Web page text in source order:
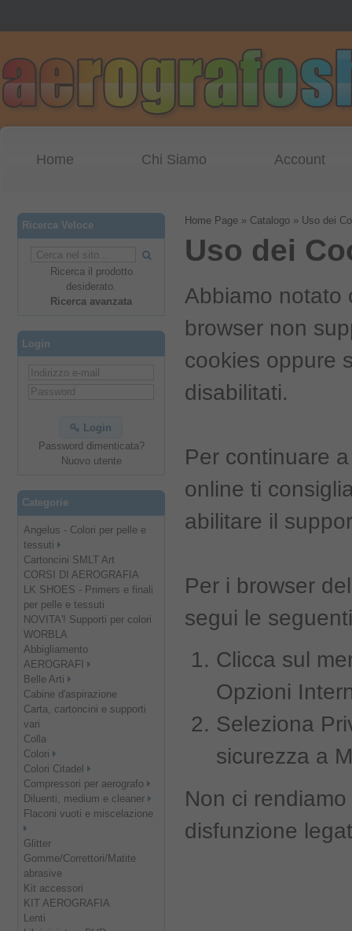
Home Chi Siamo Account
Ricerca Veloce
Ricerca il prodotto
desiderato.
Ricerca avanzata
Login
Login
Password dimenticata?
Nuovo utente
Categorie
Angelus - Colori per pelle e
tessuti
Cartoncini SMLT Art
CORSI DI AEROGRAFIA
LK SHOES - Primers e finali
per pelle e tessuti
NOVITA'! Supporti per colori
WORBLA
Abbigliamento
AEROGRAFI
Belle Arti
Cabine d'aspirazione
Carta, cartoncini e supporti
vari
Colla
Colori
Colori Citadel
Compressori per aerografo
Diluenti, medium e cleaner
Flaconi vuoti e miscelazione
Glitter
Gomme/Correttori/Matite
abrasive
Kit accessori
KIT AEROGRAFIA
Lenti
Home Page» Catalogo» Uso dei
Uso dei
Abbiamo notato
browser non
cookies oppure
disabilitati.
Per continuare
online ti
abilitare il
Per i browser
segui le
Clicca sul
Opzioni
Seleziona
sicurezza a
Non ci
disfunzione